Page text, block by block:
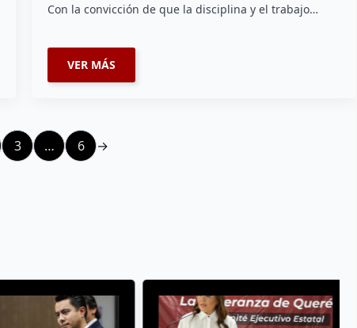
Con la convicción de que la disciplina y el trabajo…
VER MÁS
3 … 6 →